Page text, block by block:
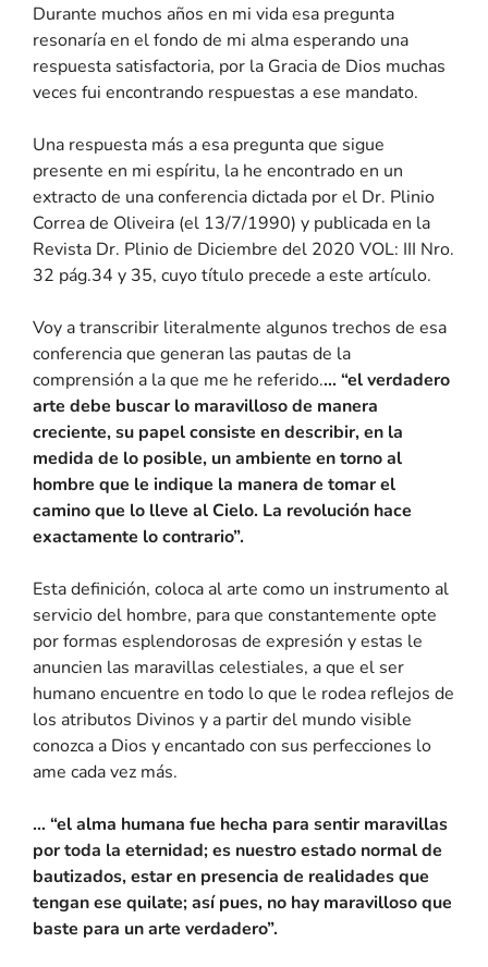
Durante muchos años en mi vida esa pregunta
resonaría en el fondo de mi alma esperando una
respuesta satisfactoria, por la Gracia de Dios muchas
veces fui encontrando respuestas a ese mandato.
Una respuesta más a esa pregunta que sigue
presente en mi espíritu, la he encontrado en un
extracto de una conferencia dictada por el Dr. Plinio
Correa de Oliveira (el 13/7/1990) y publicada en la
Revista Dr. Plinio de Diciembre del 2020 VOL: III Nro.
32 pág.34 y 35, cuyo título precede a este artículo.
Voy a transcribir literalmente algunos trechos de esa
conferencia que generan las pautas de la
comprensión a la que me he referido.… “el verdadero
arte debe buscar lo maravilloso de manera
creciente, su papel consiste en describir, en la
medida de lo posible, un ambiente en torno al
hombre que le indique la manera de tomar el
camino que lo lleve al Cielo. La revolución hace
exactamente lo contrario”.
Esta definición, coloca al arte como un instrumento al
servicio del hombre, para que constantemente opte
por formas esplendorosas de expresión y estas le
anuncien las maravillas celestiales, a que el ser
humano encuentre en todo lo que le rodea reflejos de
los atributos Divinos y a partir del mundo visible
conozca a Dios y encantado con sus perfecciones lo
ame cada vez más.
… “el alma humana fue hecha para sentir maravillas
por toda la eternidad; es nuestro estado normal de
bautizados, estar en presencia de realidades que
tengan ese quilate; así pues, no hay maravilloso que
baste para un arte verdadero”.